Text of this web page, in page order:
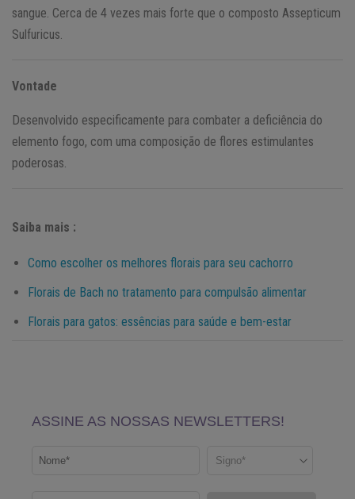
sangue. Cerca de 4 vezes mais forte que o composto Assepticum
Sulfuricus.
Vontade
Desenvolvido especificamente para combater a deficiência do
elemento fogo, com uma composição de flores estimulantes
poderosas.
Saiba mais :
Como escolher os melhores florais para seu cachorro
Florais de Bach no tratamento para compulsão alimentar
Florais para gatos: essências para saúde e bem-estar